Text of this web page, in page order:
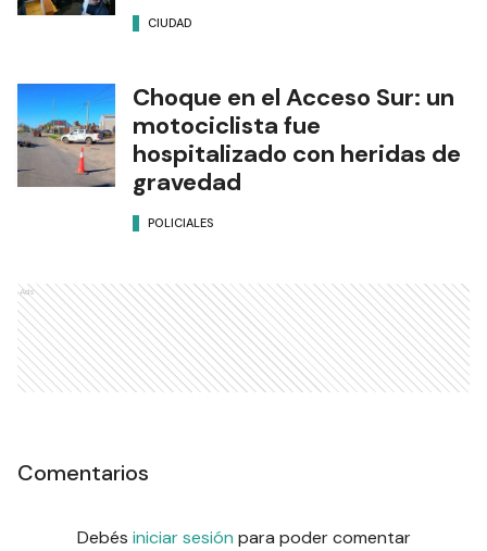
CIUDAD
Choque en el Acceso Sur: un
motociclista fue
hospitalizado con heridas de
gravedad
POLICIALES
Ads
Comentarios
Debés iniciar sesión para poder comentar